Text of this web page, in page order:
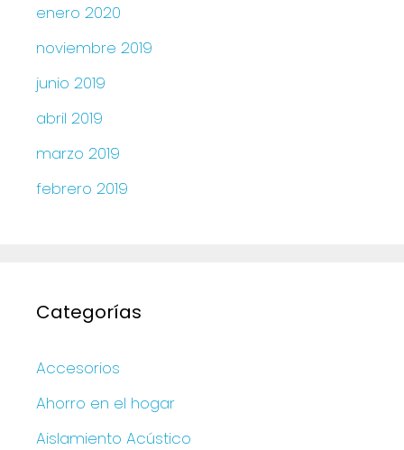
enero 2020
noviembre 2019
junio 2019
abril 2019
marzo 2019
febrero 2019
Categorías
Accesorios
Ahorro en el hogar
Aislamiento Acústico